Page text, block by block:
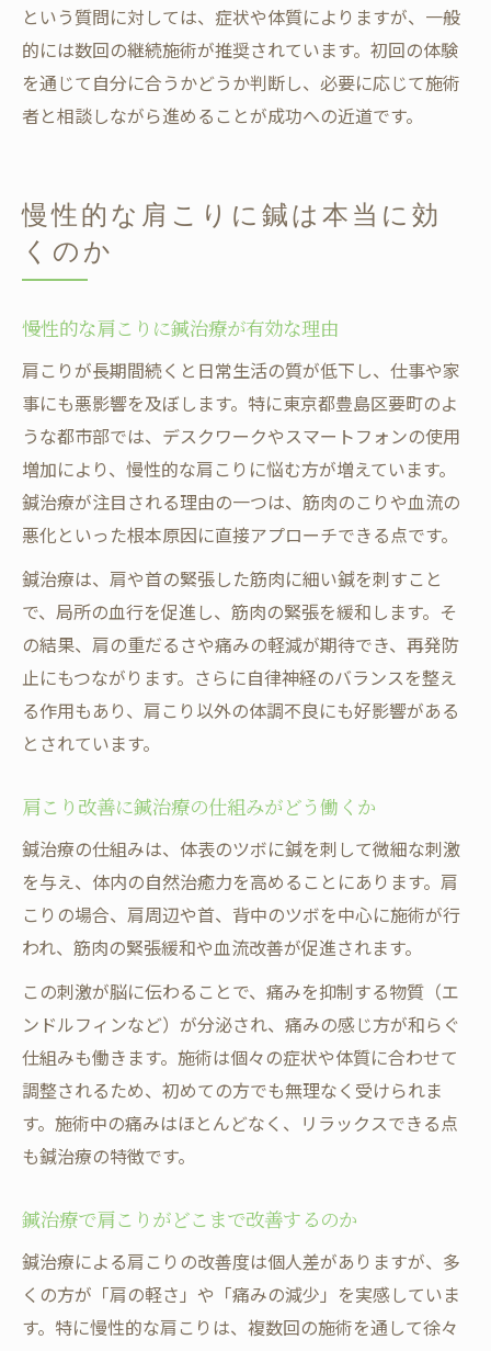
という質問に対しては、症状や体質によりますが、一般
的には数回の継続施術が推奨されています。初回の体験
を通じて自分に合うかどうか判断し、必要に応じて施術
者と相談しながら進めることが成功への近道です。
慢性的な肩こりに鍼は本当に効
くのか
慢性的な肩こりに鍼治療が有効な理由
肩こりが長期間続くと日常生活の質が低下し、仕事や家
事にも悪影響を及ぼします。特に東京都豊島区要町のよ
うな都市部では、デスクワークやスマートフォンの使用
増加により、慢性的な肩こりに悩む方が増えています。
鍼治療が注目される理由の一つは、筋肉のこりや血流の
悪化といった根本原因に直接アプローチできる点です。
鍼治療は、肩や首の緊張した筋肉に細い鍼を刺すこと
で、局所の血行を促進し、筋肉の緊張を緩和します。そ
の結果、肩の重だるさや痛みの軽減が期待でき、再発防
止にもつながります。さらに自律神経のバランスを整え
る作用もあり、肩こり以外の体調不良にも好影響がある
とされています。
肩こり改善に鍼治療の仕組みがどう働くか
鍼治療の仕組みは、体表のツボに鍼を刺して微細な刺激
を与え、体内の自然治癒力を高めることにあります。肩
こりの場合、肩周辺や首、背中のツボを中心に施術が行
われ、筋肉の緊張緩和や血流改善が促進されます。
この刺激が脳に伝わることで、痛みを抑制する物質（エ
ンドルフィンなど）が分泌され、痛みの感じ方が和らぐ
仕組みも働きます。施術は個々の症状や体質に合わせて
調整されるため、初めての方でも無理なく受けられま
す。施術中の痛みはほとんどなく、リラックスできる点
も鍼治療の特徴です。
鍼治療で肩こりがどこまで改善するのか
鍼治療による肩こりの改善度は個人差がありますが、多
くの方が「肩の軽さ」や「痛みの減少」を実感していま
す。特に慢性的な肩こりは、複数回の施術を通して徐々